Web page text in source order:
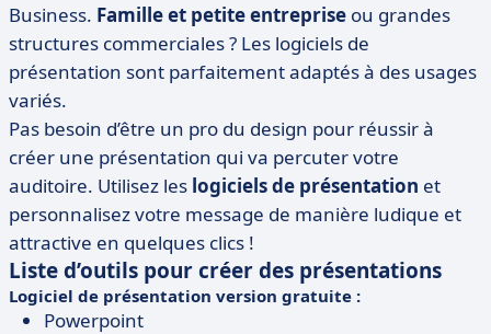
Business. Famille et petite entreprise ou grandes
structures commerciales ? Les logiciels de
présentation sont parfaitement adaptés à des usages
variés.
Pas besoin d’être un pro du design pour réussir à
créer une présentation qui va percuter votre
auditoire. Utilisez les logiciels de présentation et
personnalisez votre message de manière ludique et
attractive en quelques clics !
Liste d’outils pour créer des présentations
Logiciel de présentation version gratuite :
Powerpoint